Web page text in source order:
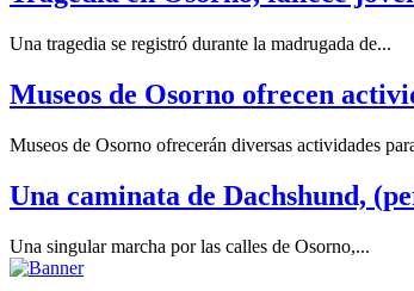
Una tragedia se registró durante la madrugada de...
Museos de Osorno ofrecen
Museos de Osorno ofrecerán diversas actividades
Una caminata de Dachshund,
Una singular marcha por las calles de Osorno,...